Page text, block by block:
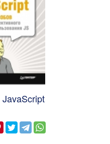
JavaScript